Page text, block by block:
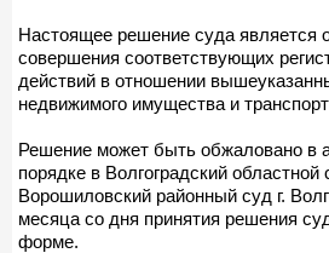
Настоящее решение суда является
совершения соответствующих
действий в отношении
недвижимого имущества и
Решение может быть обжаловано в
порядке в Волгоградский областной
Ворошиловский районный суд г.
месяца со дня принятия решения
форме.